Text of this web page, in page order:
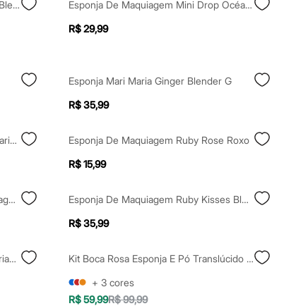
Esponja Océane De Maquiagem Flat Blend Nude Escuro
Esponja De Maquiagem Mini Drop Océane Preta
R$ 29,99
Esponja Mari Maria Ginger Blender G
R$ 35,99
Pincel De Maquiagem Mascavo By Mariana Saad Pro Series 06
Esponja De Maquiagem Ruby Rose Roxo
R$ 15,99
Esponja Real Techniques Para Maquiagem Rt Miracle Complexion Sponge 0048
Esponja De Maquiagem Ruby Kisses Blending Miracle
R$ 35,99
Contorno Em Bastão Mascavo By Mariana Saad Shape Stick Vanilla 6g
Kit Boca Rosa Esponja E Pó Translúcido Cocada
+ 3 cores
R$ 59,99R$ 99,99